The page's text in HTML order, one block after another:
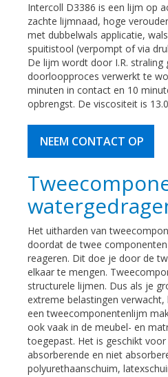
Intercoll D3386 is een lijm op
zachte lijmnaad, hoge
met dubbelwals applicatie,
spuitistool (verpompt of via
De lijm wordt door I.R.
doorloopproces verwerkt te
minuten in contact en 10
opbrengst. De viscositeit is
NEEM CONTACT OP
Het uitharden van
doordat de twee
reageren. Dit doe je door de
elkaar te mengen.
structurele lijmen. Dus als je
extreme belastingen
een tweecomponentenlijm
ook vaak in de meubel- en
toegepast. Het is geschikt
absorberende en niet
polyurethaanschuim,